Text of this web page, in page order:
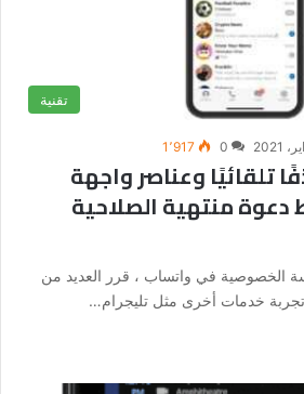
تقنية
0 1٬917
تلقائيًا وعناصر واجهة
دعوة منتهية الصلاحية
الخصوصية في واتساب ، قرر العديد من
خدمات أخرى مثل تليجرام…